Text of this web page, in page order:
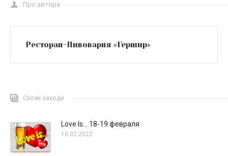
Про автора
Ресторан-Пивоварня «Гершир»
Схожі заходи
Love Is… 18-19 февраля
10.02.2022